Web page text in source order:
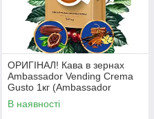
ОРИГІНАЛ! Кава в зернах
Ambassador Vending Crema
Gusto 1кг (Ambassador
Crema Gusto Vending)
В наявності